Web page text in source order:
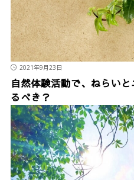
2021年9月23日
自然体験活動で、ねらい
るべき？